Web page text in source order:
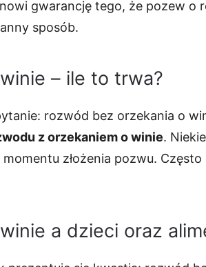
gwarancję tego, że pozew o
sposób.
– ile to trwa?
rozwód bez orzekania o
z orzekaniem o winie.
złożenia pozwu.
a dzieci oraz